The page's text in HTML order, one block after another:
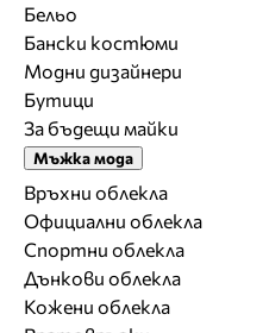
Бельо
Бански костюми
Модни дизайнери
Бутици
За бъдещи майки
Мъжка мода
Връхни облекла
Официални облекла
Спортни облекла
Дънкови облекла
Кожени облекла